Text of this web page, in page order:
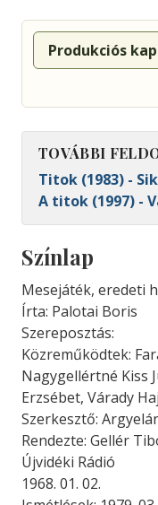
Produkciós
TOVÁBBI
Titok (1983) -
A titok (1997) -
Színlap
Mesejáték, eredeti
Írta: Palotai Boris
Szereposztás:
Közreműködtek:
Nagygellértné Kiss
Erzsébet, Várady
Szerkesztő:
Rendezte: Gellér
Újvidéki Rádió
1968. 01. 02.